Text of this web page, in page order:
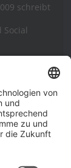
schreibt